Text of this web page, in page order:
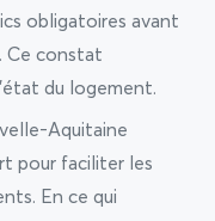
obligatoires avant
Ce constat
du logement.
Aquitaine
pour faciliter les
En ce qui